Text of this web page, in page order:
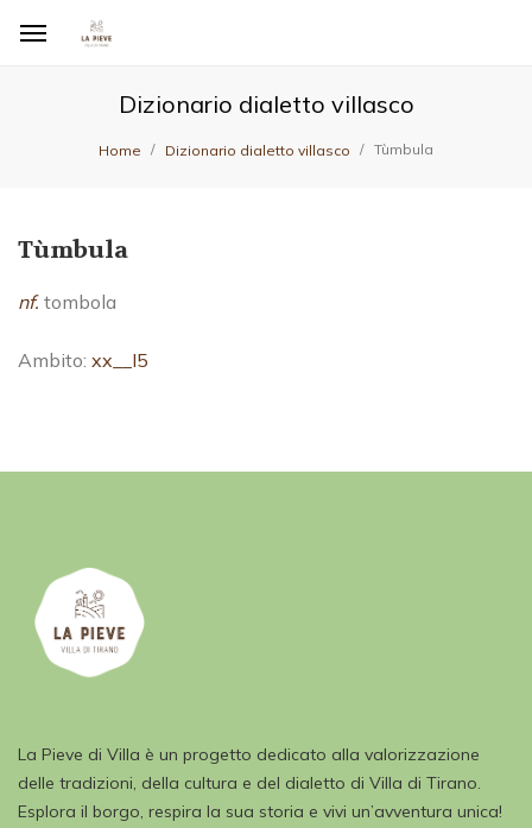
Dizionario dialetto villasco
Home Dizionario dialetto villasco Tùmbula
Tùmbula
nf. tombola
Ambito: xx__I5
La Pieve di Villa è un progetto dedicato alla valorizzazione
delle tradizioni, della cultura e del dialetto di Villa di Tirano.
Esplora il borgo, respira la sua storia e vivi un’avventura unica!